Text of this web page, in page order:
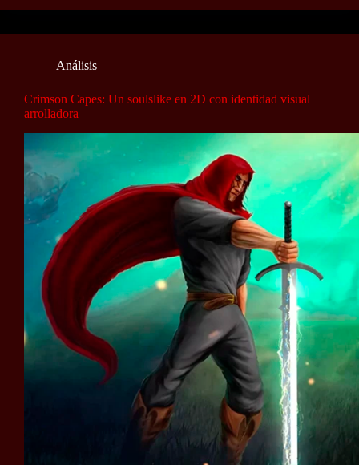
Análisis
Crimson Capes: Un soulslike en 2D con identidad visual
arrolladora